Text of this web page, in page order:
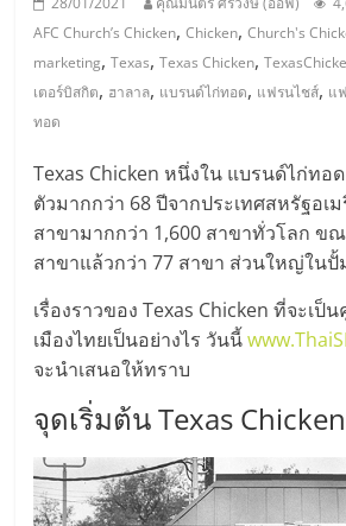
เอ
ส
เอ็
มอี
ไทย,
SMEs,
แฟ
รน
AFC Church’s Chicken,Chicken,Church's
marketing,Texas,Texas Chicken,
เตอร์บิสกิต, ฮาลาล, แบรนด์ไก่ทอด, แฟรนไชส์, แ
ทอด
Texas Chicken หนึ่งใน แบรนด์ไก่ทอ
ตัวมากกว่า 68 ปีจากประเทศสหรัฐอ
สาขามากกว่า 1,600 สาขาทั่วโลก ข
สาขาแล้วกว่า 77 สาขา ส่วนใหญ่ใน
เรื่องราวของ Texas Chicken ที่จะเป็
เมืองไทยเป็นอย่างไร วันนี้
จะนำเสนอให้ทราบ
จุดเริ่มต้น Texas Chicken